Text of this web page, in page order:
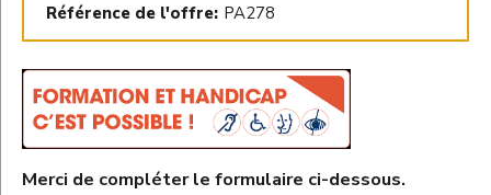
Référence de l'offre: PA278
Merci de compléter le formulaire ci-dessous.